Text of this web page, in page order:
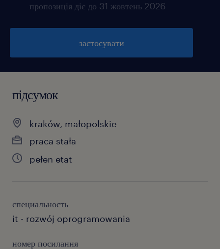
пропозиція діє до 31 жовтень 2026
застосувати
підсумок
kraków, małopolskie
praca stała
pełen etat
специальность
it - rozwój oprogramowania
номер посилання